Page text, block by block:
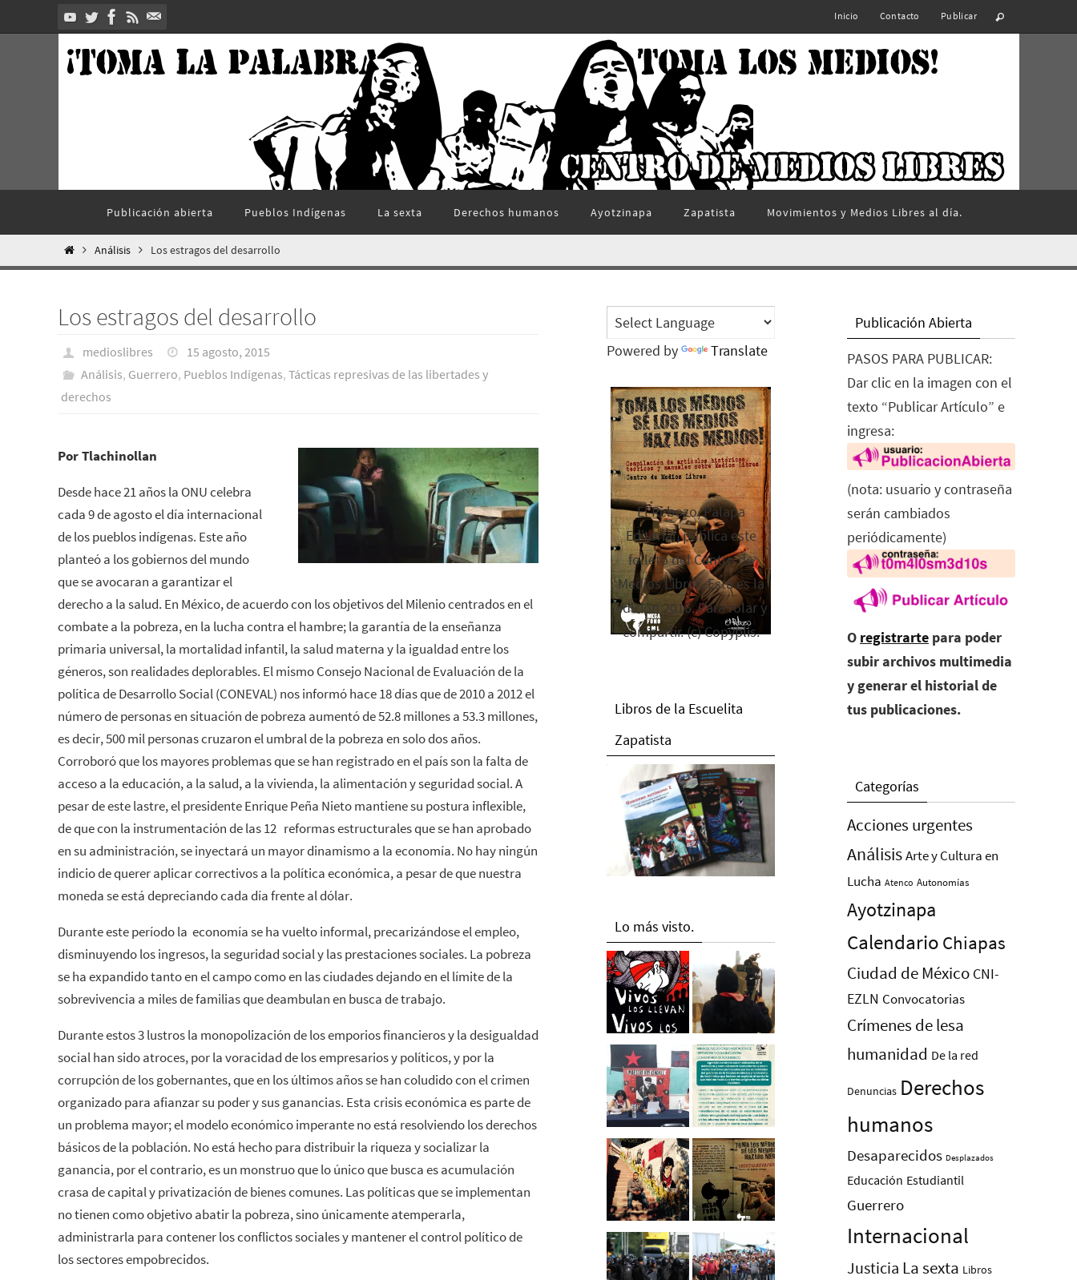
al
Inicio Contacto Publicar
contenido
Publicación abierta Pueblos Indí­genas La sexta Derechos humanos Ayotzinapa Zapatista Movimientos y Medios Libres al día.
InicioAnálisis Los estragos del desarrollo
Los estragos del desarrollo
medioslibres
15 agosto, 2015
Análisis, Guerrero, Pueblos Indí­genas, Tácticas represivas de las libertades y
derechos
Por Tlachinollan
Desde hace 21 años la ONU celebra
cada 9 de agosto el día internacional
de los pueblos indígenas. Este año
planteó a los gobiernos del mundo
que se avocaran a garantizar el
derecho a la salud. En México, de acuerdo con los objetivos del Milenio centrados en el
combate a la pobreza, en la lucha contra el hambre; la garantía de la enseñanza
primaria universal, la mortalidad infantil, la salud materna y la igualdad entre los
géneros, son realidades deplorables. El mismo Consejo Nacional de Evaluación de la
política de Desarrollo Social (CONEVAL) nos informó hace 18 días que de 2010 a 2012 el
número de personas en situación de pobreza aumentó de 52.8 millones a 53.3 millones,
es decir, 500 mil personas cruzaron el umbral de la pobreza en solo dos años.
Corroboró que los mayores problemas que se han registrado en el país son la falta de
acceso a la educación, a la salud, a la vivienda, la alimentación y seguridad social. A
pesar de este lastre, el presidente Enrique Peña Nieto mantiene su postura inflexible,
de que con la instrumentación de las 12 reformas estructurales que se han aprobado
en su administración, se inyectará un mayor dinamismo a la economía. No hay ningún
indicio de querer aplicar correctivos a la política económica, a pesar de que nuestra
moneda se está depreciando cada día frente al dólar.
Durante este período la economía se ha vuelto informal, precarizándose el empleo,
disminuyendo los ingresos, la seguridad social y las prestaciones sociales. La pobreza
se ha expandido tanto en el campo como en las ciudades dejando en el límite de la
sobrevivencia a miles de familias que deambulan en busca de trabajo.
Durante estos 3 lustros la monopolización de los emporios financieros y la desigualdad
social han sido atroces, por la voracidad de los empresarios y políticos, y por la
corrupción de los gobernantes, que en los últimos años se han coludido con el crimen
organizado para afianzar su poder y sus ganancias. Esta crisis económica es parte de
un problema mayor; el modelo económico imperante no está resolviendo los derechos
básicos de la población. No está hecho para distribuir la riqueza y socializar la
ganancia, por el contrario, es un monstruo que lo único que busca es acumulación
crasa de capital y privatización de bienes comunes. Las políticas que se implementan
no tienen como objetivo abatir la pobreza, sino únicamente atemperarla,
administrarla para contener los conflictos sociales y mantener el control político de
los sectores empobrecidos.
Powered by Translate
El Rebozo, Palapa
Editorial, publica este
folleto del Centro de
Medios Libres. Esta es la
edición 2016. Para rolar y
compartir. (c) Copyplis.
Libros de la Escuelita
Zapatista
Lo más visto.
Publicación Abierta
PASOS PARA PUBLICAR:
Dar clic en la imagen con el
texto “Publicar Artículo” e
ingresa:
(nota: usuario y contraseña
serán cambiados
periódicamente)
O registrarte para poder
subir archivos multimedia
y generar el historial de
tus publicaciones.
Categorías
Acciones urgentes
AnálisisArte y Cultura en
Lucha Atenco Autonomías
Ayotzinapa
Calendario Chiapas
Ciudad de México CNI-
EZLN Convocatorias
Crímenes de lesa
humanidad De la red
Denuncias Derechos
humanos
Desaparecidos Desplazados
Educación Estudiantil
Guerrero
Internacional
Justicia La sexta Libros